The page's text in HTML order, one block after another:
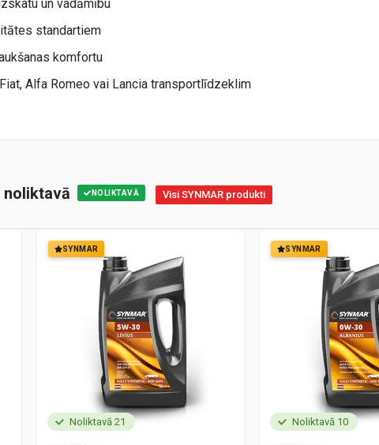
un vadāmību
standartiem
komfortu
Alfa Romeo vai Lancia transportlīdzeklim
noliktavā NOLIKTAVĀ Visi SYNMAR produkti
SYNMAR
Noliktavā 21
SYNMAR
Noliktavā 10